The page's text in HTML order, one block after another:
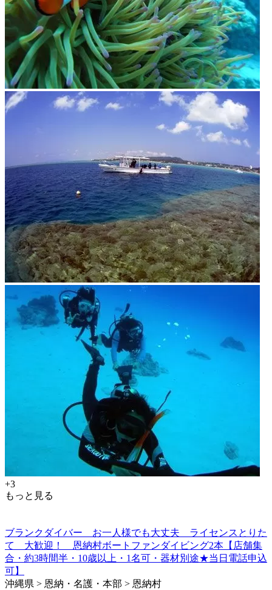
+3
もっと見る
ブランクダイバー お一人様でも大丈夫 ライセンスとりた
て 大歓迎！ 恩納村ボートファンダイビング2本【店舗集
合・約3時間半・10歳以上・1名可・器材別途★当日電話申込
可】
沖縄県 > 恩納・名護・本部 > 恩納村